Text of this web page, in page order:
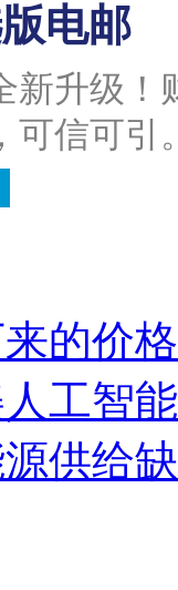
电邮
新升级
可信可引
的价
工智
供给